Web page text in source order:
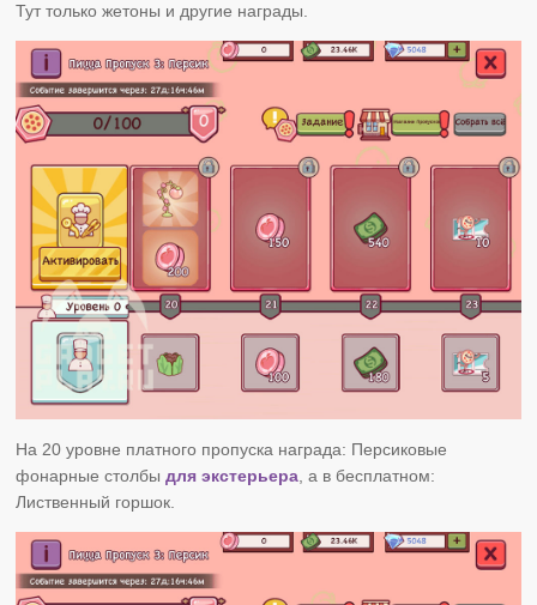
Тут только жетоны и другие награды.
На 20 уровне платного пропуска награда: Персиковые
фонарные столбыдля экстерьера , а в бесплатном:
Лиственный горшок.